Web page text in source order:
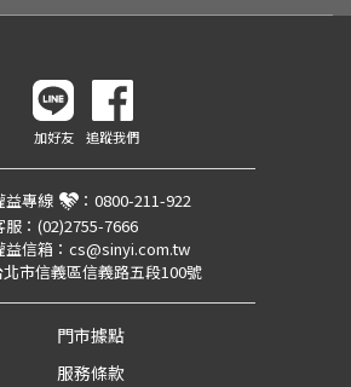
加好友 追蹤我們
益專線 ： 0800-211-922
： (02)2755-7666
信箱： cs@sinyi.com.tw
北市信義區信義路五段100號
門市據點
服務條款